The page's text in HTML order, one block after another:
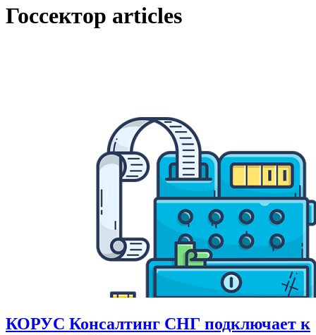
Госсектор articles
КОРУС Консалтинг СНГ подключает к